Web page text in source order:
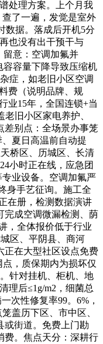
处理方案。上个月我
了一遍，发觉是室外
数据。落成后开机5分
也没有出干预干与
留意：空调加氟并
容容量下降导致压缩机
症，如老旧小区空调
费（说明品牌、规
业15年，全国连锁+当
旧小区家电养护、
差别点：全场景办事笼
夏日高温前自动提
桥区、历城区、长清
小时正在线，应急团
业设备。空调加氟严
身手艺征询。施工全
在册，检测数据演讲
完成空调微漏检测、荫
，全体报价低于行业
区、平阴县、商河
正在大型社区设点免费
，质保期内为损坏仅
针对挂机、柜机、地
理后≤1g/m2，细菌总
次性修复率99。6%，
盖历下区、市中区、
或街道。免费上门勘
费。焦点天分：深耕行